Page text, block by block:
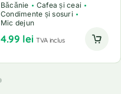
Băcănie
Cafea și ceai
Condimente și sosuri
Mic dejun
4.99 lei TVA inclus